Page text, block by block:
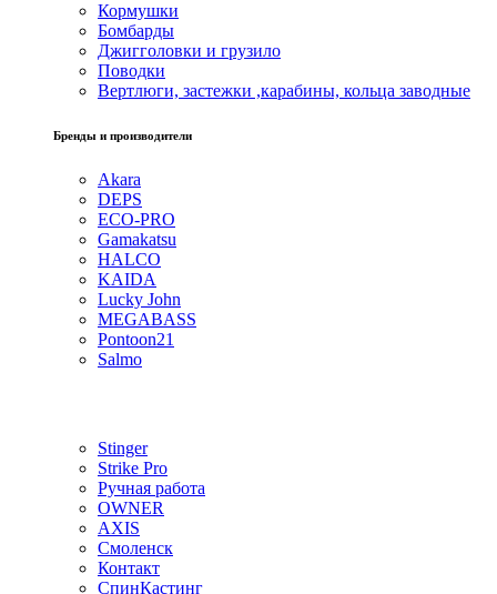
Кормушки
Бомбарды
Джигголовки и грузило
Поводки
Вертлюги, застежки ,карабины, кольца заводные
Бренды и производители
Akara
DEPS
ECO-PRO
Gamakatsu
HALCO
KAIDA
Lucky John
MEGABASS
Pontoon21
Salmo
Stinger
Strike Pro
Ручная работа
OWNER
AXIS
Смоленск
Контакт
СпинКастинг